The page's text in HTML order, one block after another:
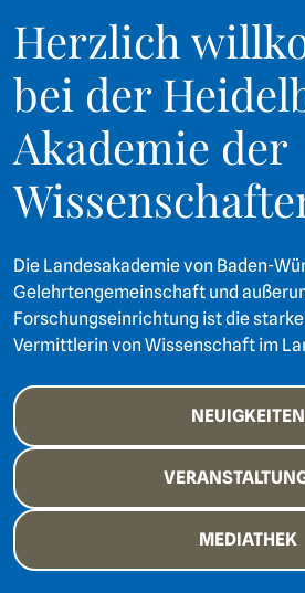
Herzlich
bei der
Akademie der
Die Landesakademie von Baden-
Gelehrtengemeinschaft und
Forschungseinrichtung ist die
Vermittlerin von Wissenschaft im
NEUIGKEITEN
MEDIATHEK